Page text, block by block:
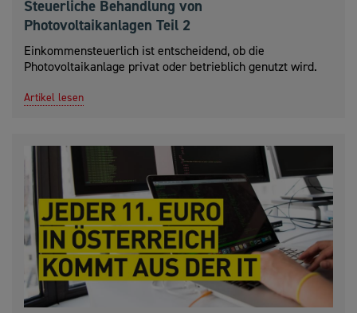
Steuerliche Behandlung von
Photovoltaikanlagen Teil 2
Einkommensteuerlich ist entscheidend, ob die
Photovoltaikanlage privat oder betrieblich genutzt wird.
Artikel lesen